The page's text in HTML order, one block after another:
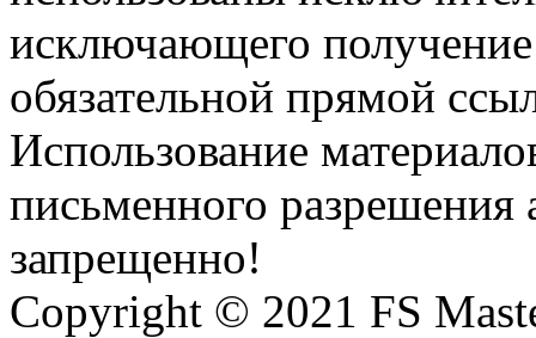
исключающего
обязательной прямой
Использование
письменного разрешения
запрещенно!
Copyright © 2021 FS